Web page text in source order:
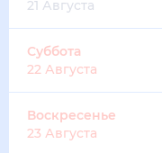
21 Августа
Суббота
22 Августа
Воскресенье
23 Августа